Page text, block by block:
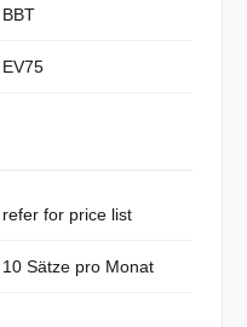
BBT
EV75
refer for price list
10 Sätze pro Monat